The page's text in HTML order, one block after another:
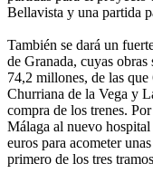
Bellavista y una partida
También se dará un
de Granada, cuyas
74,2 millones, de las
Churriana de la Vega y
compra de los trenes.
Málaga al nuevo
euros para acometer
primero de los tres